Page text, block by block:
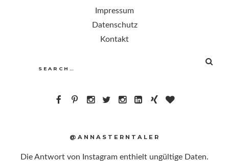
Impressum
Datenschutz
Kontakt
Search
@ANNASTERNTALER
Die Antwort von Instagram enthielt ungültige Daten.